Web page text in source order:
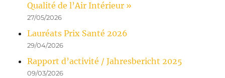
Qualité de l’Air Intérieur »
27/05/2026
Lauréats Prix Santé 2026
29/04/2026
Rapport d’activité / Jahresbericht 2025
09/03/2026